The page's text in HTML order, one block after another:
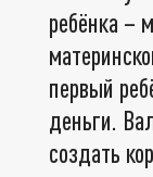
ребёнка –
первый
деньги.
создать